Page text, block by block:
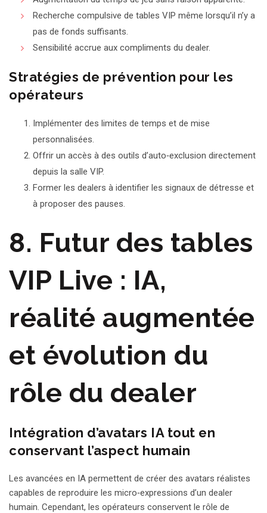
Recherche compulsive de tables VIP même lorsqu’il n’y a
pas de fonds suffisants.
Sensibilité accrue aux compliments du dealer.
Stratégies de prévention pour les
opérateurs
Implémenter des limites de temps et de mise
personnalisées.
Offrir un accès à des outils d’auto‑exclusion directement
depuis la salle VIP.
Former les dealers à identifier les signaux de détresse et
à proposer des pauses.
8. Futur des tables
VIP Live : IA,
réalité augmentée
et évolution du
rôle du dealer
Intégration d’avatars IA tout en
conservant l’aspect humain
Les avancées en IA permettent de créer des avatars réalistes
capables de reproduire les micro‑expressions d’un dealer
humain. Cependant, les opérateurs conservent le rôle de